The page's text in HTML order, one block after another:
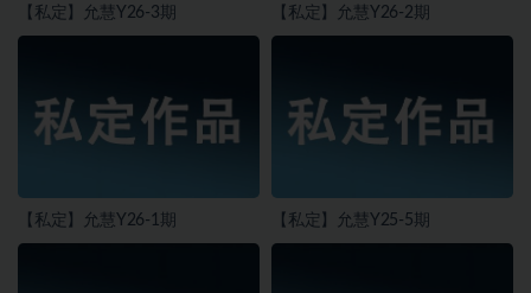
【私定】允慧Y26-3期 【私定】允慧Y26-2期
【私定】允慧Y26-1期 【私定】允慧Y25-5期